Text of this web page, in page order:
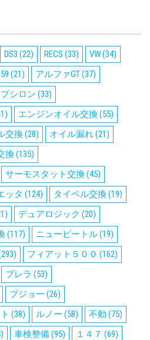
DS3 (22) RECS (33) VW(34)
(21) アルファGT(37)
シロン (33)
エンジンオイル交換(55)
交換(28) オイル漏れ(21)
換(135)
サーモスタット交換(45)
ッタ (124) タイベル交換(19)
デュアロジック (20)
(117) ニュービートル(19)
フィアット５００ (162)
ブレラ (53)
プジョー (26)
(38) ルノー (58) 不動 (75)
車検整備(95) １４７ (69)